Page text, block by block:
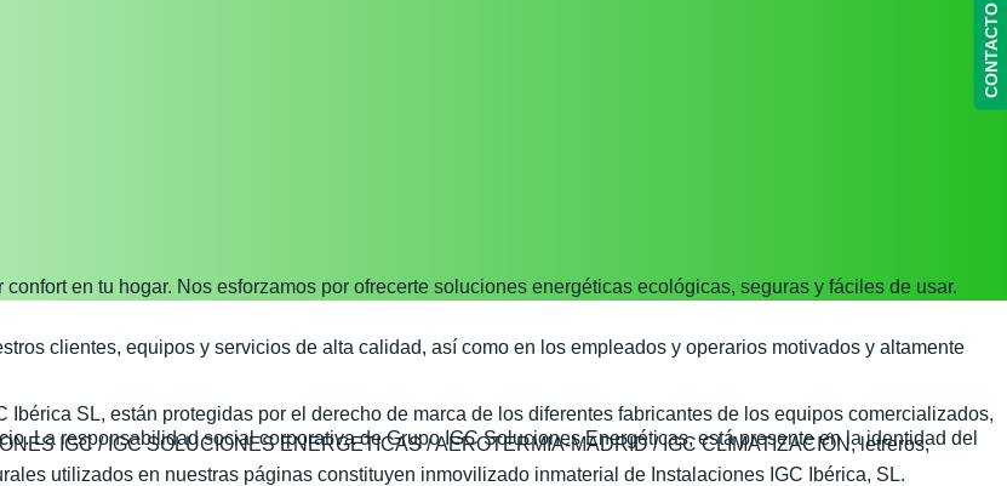
en tu hogar. Nos esforzamos por ofrecerte soluciones energéticas ecológicas, seguras y fáciles de usar.
clientes, equipos y servicios de alta calidad, así como en los empleados y operarios motivados y altamente
La responsabilidad social corporativa de Grupo IGC Soluciones Energéticas, está presente en la identidad del
SL, están protegidas por el derecho de marca de los diferentes fabricantes de los equipos comercializados,
IGC / IGC SOLUCIONES ENERGETICAS / AEROTERMIA-MADRID / IGC CLIMATIZACIÓN, letreros,
utilizados en nuestras páginas constituyen inmovilizado inmaterial de Instalaciones IGC Ibérica, SL.
CONTACTO